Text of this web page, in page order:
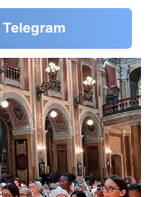
Telegram